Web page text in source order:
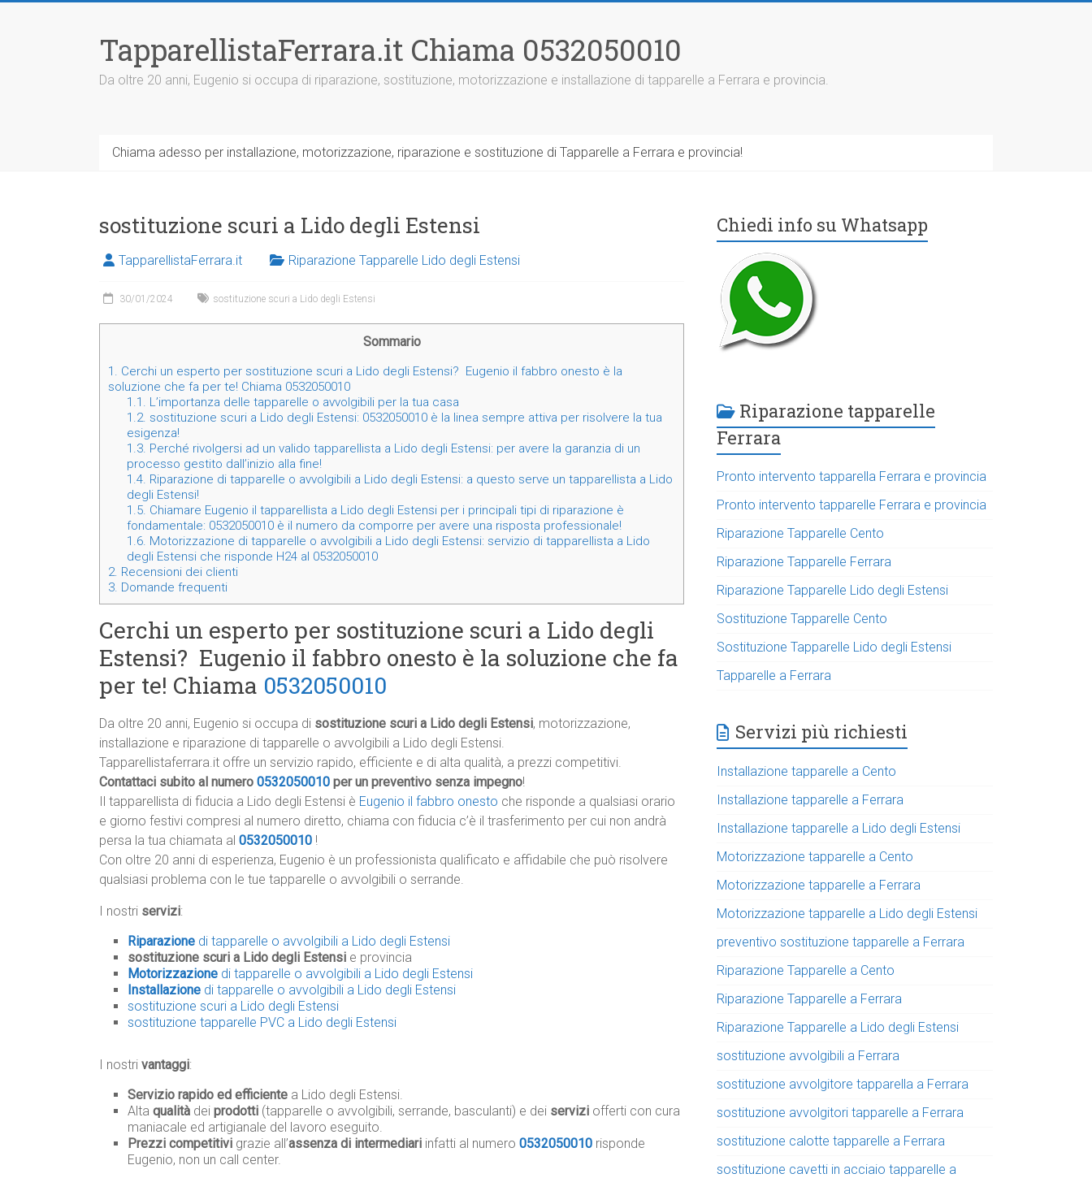
TapparellistaFerrara.it Chiama 0532050010
Da oltre 20 anni, Eugenio si occupa di riparazione, sostituzione, motorizzazione e installazione di tapparelle a Ferrara e provincia.
Chiama adesso per installazione, motorizzazione, riparazione e sostituzione di Tapparelle a Ferrara e provincia!
sostituzione scuri a Lido degli Estensi
TapparellistaFerrara.it Riparazione Tapparelle Lido degli Estensi
30/01/2024 sostituzione scuri a Lido degli Estensi
Sommario
1. Cerchi un esperto per sostituzione scuri a Lido degli Estensi? Eugenio il fabbro onesto è la
soluzione che fa per te! Chiama 0532050010
1.1. L’importanza delle tapparelle o avvolgibili per la tua casa
1.2. sostituzione scuri a Lido degli Estensi: 0532050010 è la linea sempre attiva per risolvere la tua
esigenza!
1.3. Perché rivolgersi ad un valido tapparellista a Lido degli Estensi: per avere la garanzia di un
processo gestito dall’inizio alla fine!
1.4. Riparazione di tapparelle o avvolgibili a Lido degli Estensi: a questo serve un tapparellista a Lido
degli Estensi!
1.5. Chiamare Eugenio il tapparellista a Lido degli Estensi per i principali tipi di riparazione è
fondamentale: 0532050010 è il numero da comporre per avere una risposta professionale!
1.6. Motorizzazione di tapparelle o avvolgibili a Lido degli Estensi: servizio di tapparellista a Lido
degli Estensi che risponde H24 al 0532050010
2. Recensioni dei clienti
3. Domande frequenti
Cerchi un esperto per sostituzione scuri a Lido degli
Estensi? Eugenio il fabbro onesto è la soluzione che fa
per te! Chiama 0532050010
Da oltre 20 anni, Eugenio si occupa di sostituzione scuri a Lido degli Estensi, motorizzazione,
installazione e riparazione di tapparelle o avvolgibili a Lido degli Estensi.
Tapparellistaferrara.it offre un servizio rapido, efficiente e di alta qualità, a prezzi competitivi.
Contattaci subito al numero 0532050010 per un preventivo senza impegno!
Il tapparellista di fiducia a Lido degli Estensi è Eugenio il fabbro onesto che risponde a qualsiasi orario
e giorno festivi compresi al numero diretto, chiama con fiducia c’è il trasferimento per cui non andrà
persa la tua chiamata al 0532050010 !
Con oltre 20 anni di esperienza, Eugenio è un professionista qualificato e affidabile che può risolvere
qualsiasi problema con le tue tapparelle o avvolgibili o serrande.
I nostri servizi:
Riparazione di tapparelle o avvolgibili a Lido degli Estensi
sostituzione scuri a Lido degli Estensi e provincia
Motorizzazione di tapparelle o avvolgibili a Lido degli Estensi
Installazione di tapparelle o avvolgibili a Lido degli Estensi
sostituzione scuri a Lido degli Estensi
sostituzione tapparelle PVC a Lido degli Estensi
I nostri vantaggi:
Servizio rapido ed efficiente a Lido degli Estensi.
Alta qualità dei prodotti (tapparelle o avvolgibili, serrande, basculanti) e dei servizi offerti con cura
maniacale ed artigianale del lavoro eseguito.
Prezzi competitivi grazie all’assenza di intermediari infatti al numero 0532050010 risponde
Eugenio, non un call center.
Chiedi info su Whatsapp
Riparazione tapparelle
Ferrara
Pronto intervento tapparella Ferrara e provincia
Pronto intervento tapparelle Ferrara e provincia
Riparazione Tapparelle Cento
Riparazione Tapparelle Ferrara
Riparazione Tapparelle Lido degli Estensi
Sostituzione Tapparelle Cento
Sostituzione Tapparelle Lido degli Estensi
Tapparelle a Ferrara
Servizi più richiesti
Installazione tapparelle a Cento
Installazione tapparelle a Ferrara
Installazione tapparelle a Lido degli Estensi
Motorizzazione tapparelle a Cento
Motorizzazione tapparelle a Ferrara
Motorizzazione tapparelle a Lido degli Estensi
preventivo sostituzione tapparelle a Ferrara
Riparazione Tapparelle a Cento
Riparazione Tapparelle a Ferrara
Riparazione Tapparelle a Lido degli Estensi
sostituzione avvolgibili a Ferrara
sostituzione avvolgitore tapparella a Ferrara
sostituzione avvolgitori tapparelle a Ferrara
sostituzione calotte tapparelle a Ferrara
sostituzione cavetti in acciaio tapparelle a